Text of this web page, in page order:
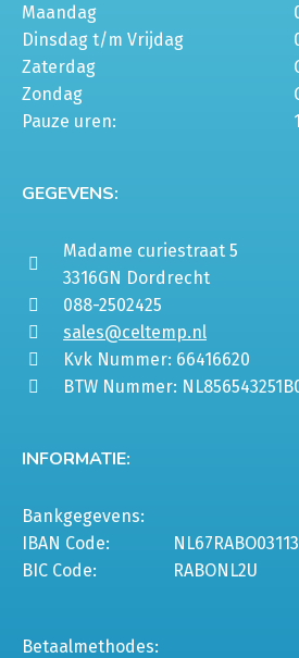
Maandag
Dinsdag t/m Vrijdag
Zaterdag
Zondag
Pauze uren:
GEGEVENS:
Madame curiestraat 5
3316GN Dordrecht
088-2502425
sales@celtemp.nl
Kvk Nummer: 66416620
BTW Nummer:
INFORMATIE:
Bankgegevens:
IBAN Code:
BIC Code:
RABONL2U
Betaalmethodes: